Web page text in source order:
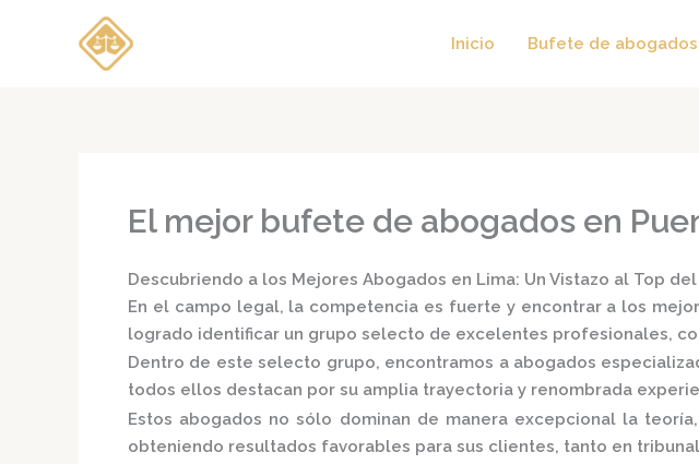
Inicio Bufete de abogados
El mejor bufete de abogados en
Descubriendo a los Mejores Abogados en Lima: Un Vistazo al Top
En el campo legal, la competencia es fuerte y encontrar a los
logrado identificar un grupo selecto de excelentes profesionales,
Dentro de este selecto grupo, encontramos a abogados
todos ellos destacan por su amplia trayectoria y renombrada
Estos abogados no sólo dominan de manera excepcional la
obteniendo resultados favorables para sus clientes, tanto en